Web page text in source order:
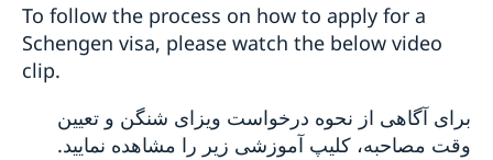
To follow the process on how to apply for a
Schengen visa, please watch the below video
clip.
برای آگاهی از نحوه درخواست ویزای شنگن و تعیین
وقت مصاحبه، کلیپ آموزشی زیر را مشاهده نمایید.